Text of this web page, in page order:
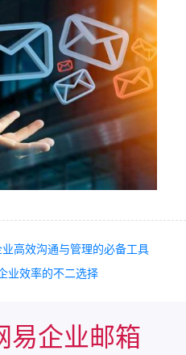
高效沟通与管理的必备工具
业效率的不二选择
易企业邮箱